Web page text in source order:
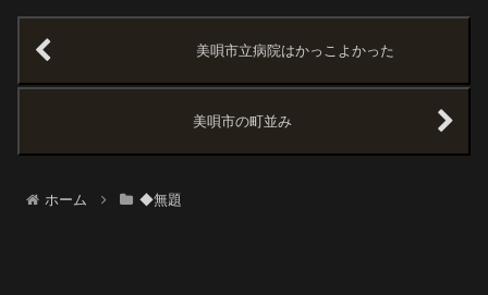
います。JKH
美唄市立病院はかっこよかった
美唄市の町並み
ホーム ◆無題